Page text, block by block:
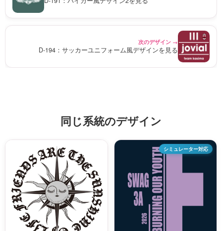
次のデザイン →
D-194：サッカーユニフォーム風デザインを見る
同じ系統のデザイン
シミュレーター対応